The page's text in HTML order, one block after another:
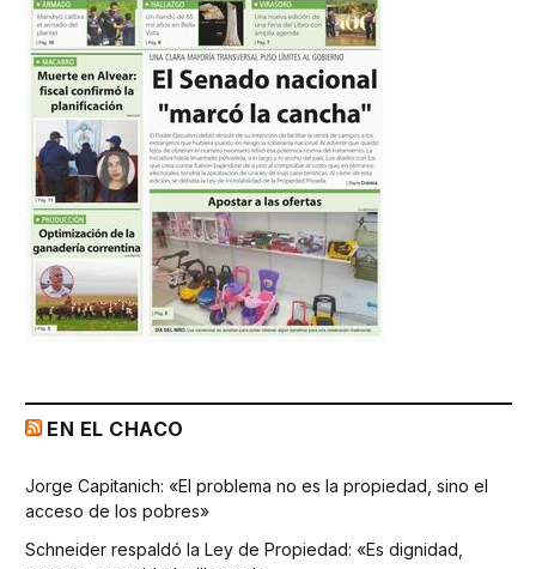
EN EL CHACO
Jorge Capitanich: «El problema no es la propiedad, sino el
acceso de los pobres»
Schneider respaldó la Ley de Propiedad: «Es dignidad,